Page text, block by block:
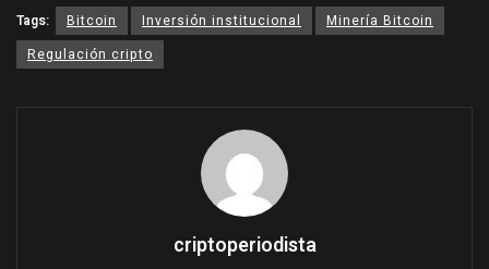
Tags: Bitcoin Inversión institucional
Minería Bitcoin
Regulación cripto
criptoperiodista